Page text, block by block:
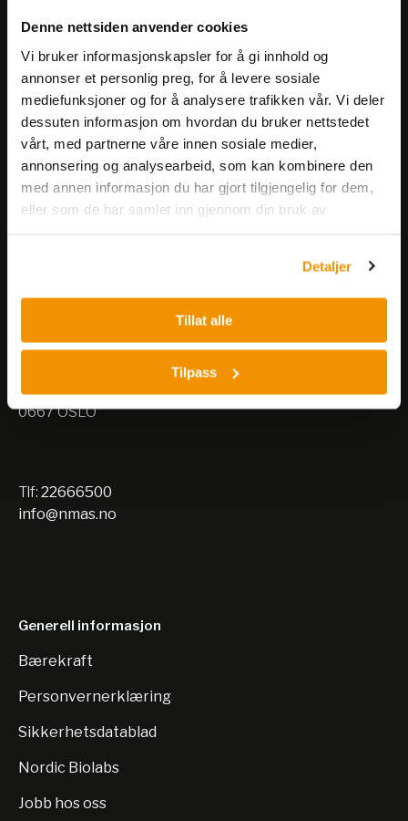
Denne nettsiden anvender cookies
Vi bruker informasjonskapsler for å gi innhold og
annonser et personlig preg, for å levere sosiale
mediefunksjoner og for å analysere trafikken vår. Vi deler
dessuten informasjon om hvordan du bruker nettstedet
vårt, med partnerne våre innen sosiale medier,
annonsering og analysearbeid, som kan kombinere den
med annen informasjon du har gjort tilgjengelig for dem,
eller som de har samlet inn gjennom din bruk av
Detaljer
Tillat alle
Tilpass
Få informasjon om produkter,
arrangementer og kampanjer.
Meld på nyhetsbrev
Besøksadresse:
0667 OSLO
Nils Hansens vei 10
0667 OSLO
Tlf: 22666500
info@nmas.no
Generell informasjon
Bærekraft
Personvernerklæring
Sikkerhetsdatablad
Nordic Biolabs
Jobb hos oss